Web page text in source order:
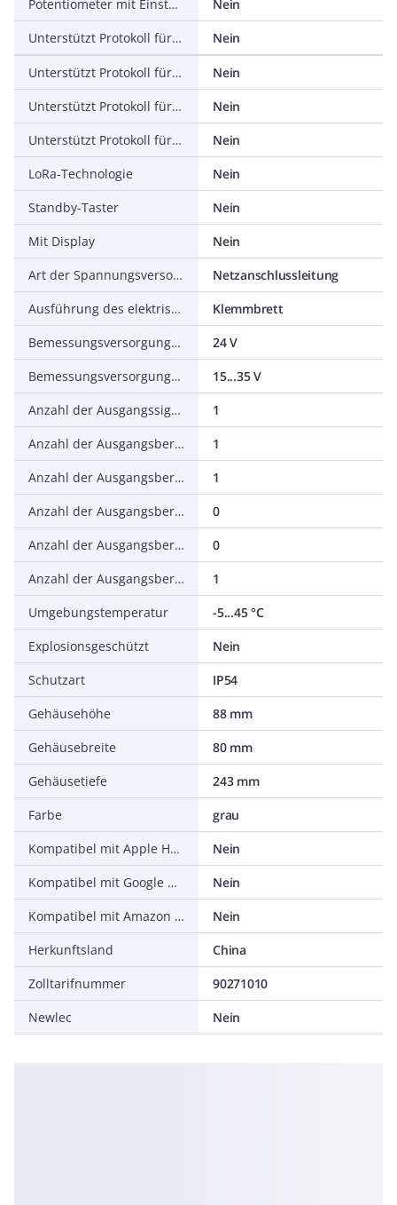
Potentiometer mit Einstellknopf
Nein
Unterstützt Protokoll für BACnet
Nein
Unterstützt Protokoll für Modbus
Nein
Unterstützt Protokoll für MP (Multi Point)
Nein
Unterstützt Protokoll für KNX
Nein
LoRa-Technologie
Nein
Standby-Taster
Nein
Mit Display
Nein
Art der Spannungsversorgung
Netzanschlussleitung
Ausführung des elektrischen Anschlusses
Klemmbrett
Bemessungsversorgungsspannung AC
24 V
Bemessungsversorgungsspannung DC
15...35 V
Anzahl der Ausgangssignale
1
Anzahl der Ausgangsbereiche 0 V ... 5 V
1
Anzahl der Ausgangsbereiche 0 V ... 10 V
1
Anzahl der Ausgangsbereiche 2 V ... 10 V
0
Anzahl der Ausgangsbereiche 0 mA ... 20 mA
0
Anzahl der Ausgangsbereiche 4 mA ... 20 mA
1
Umgebungstemperatur
-5...45 °C
Explosionsgeschützt
Nein
Schutzart
IP54
Gehäusehöhe
88 mm
Gehäusebreite
80 mm
Gehäusetiefe
243 mm
Farbe
grau
Kompatibel mit Apple HomeKit
Nein
Kompatibel mit Google Assistant
Nein
Kompatibel mit Amazon Alexa
Nein
Herkunftsland
China
Zolltarifnummer
90271010
Newlec
Nein